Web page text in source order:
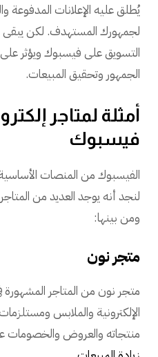
يُطلق عليه الإعلانات
لجمهورك المستهدف. لكن
التسويق على فيسبوك ويؤثر
الجمهور وتحقيق المبيعات.
أمثلة لمتاجر
فيسبوك
الفيسبوك من المنصات
لنجد أنه يوجد العديد من
ومن بينها:
متجر نون
متجر نون من المتاجر المشهورة
الإلكترونية والملابس
منتجاته والعروض والخصومات